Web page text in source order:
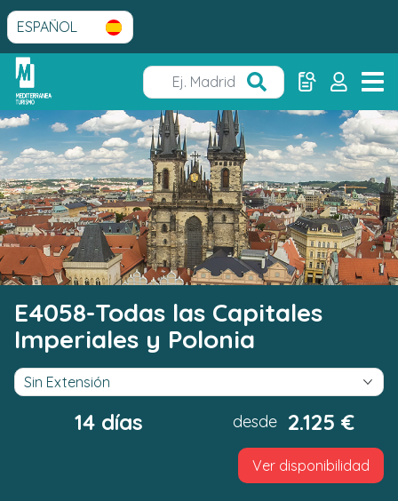
E4058-Todas las Capitales
Imperiales y Polonia
Sin Extensión
14 días desde 2.125 €
Ver disponibilidad